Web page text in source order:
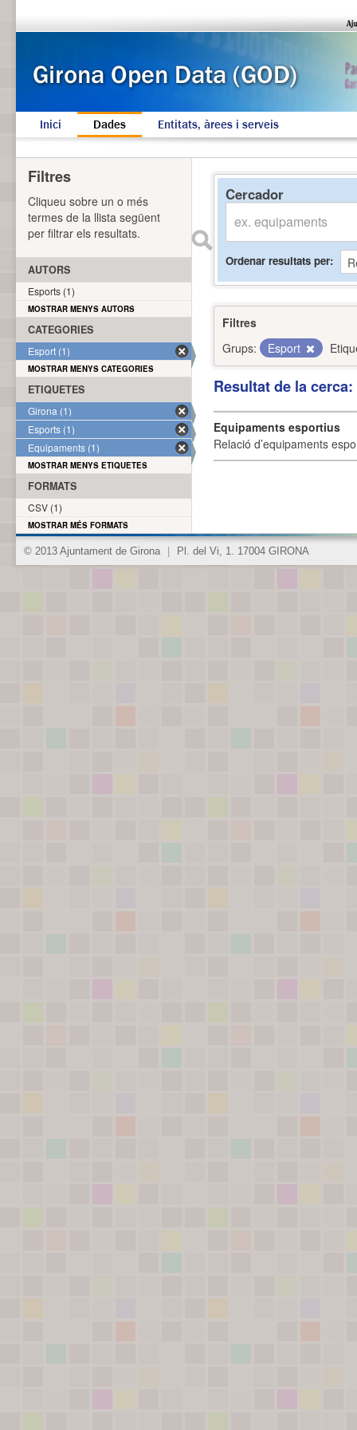
Inici Dades Entitats, àrees i serveis
Cercador
Ordenar resultats per
Filtres
Grups:
Esport
Resultat de la
Equipaments esportius
Relació d’equipaments
Filtres
Cliqueu sobre un o més
termes de la llista següent
per filtrar els resultats.
AUTORS
Esports (1)
MOSTRAR MENYS AUTORS
CATEGORIES
Esport (1)
MOSTRAR MENYS CATEGORIES
ETIQUETES
Girona (1)
Esports (1)
Equipaments (1)
MOSTRAR MENYS ETIQUETES
FORMATS
CSV (1)
MOSTRAR MÉS FORMATS
© 2013 Ajuntament de Girona Pl. del Vi, 1. 17004 GIRONA